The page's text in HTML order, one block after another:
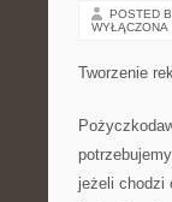
POSTED
WYŁĄCZONA
Tworzenie
jeżeli chodzi